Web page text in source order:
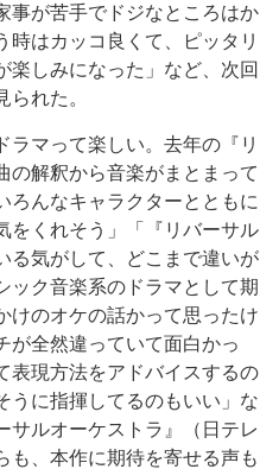
事が苦手でドジなところはか
時はカッコ良くて、ピッタリ
楽しみになった」など、次回
れた。
マって楽しい。去年の『リ
の解釈から音楽がまとまって
ろんなキャラクターとともに
をくれそう」「『リバーサル
る気がして、どこまで違いが
ック音楽系のドラマとして期
けのオケの話かって思ったけ
が全然違っていて面白かっ
表現方法をアドバイスするの
うに指揮してるのもいい」な
サルオーケストラ』（日テレ
も、本作に期待を寄せる声も